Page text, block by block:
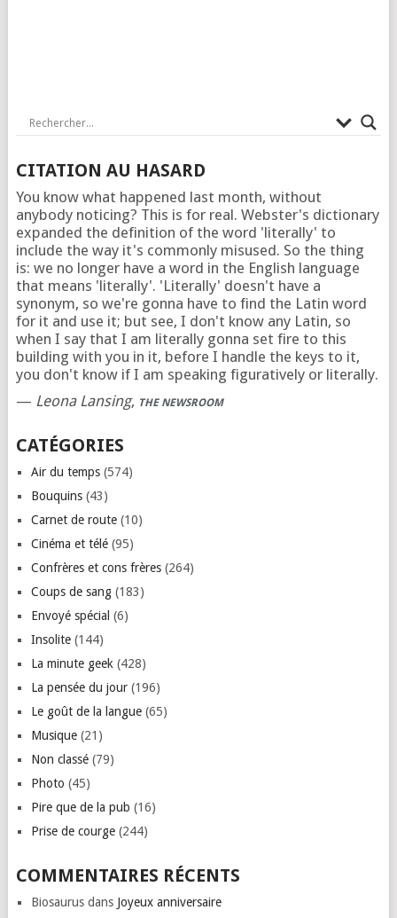
CITATION AU HASARD
You know what happened last month, without
anybody noticing? This is for real. Webster's dictionary
expanded the definition of the word 'literally' to
include the way it's commonly misused. So the thing
is: we no longer have a word in the English language
that means 'literally'. 'Literally' doesn't have a
synonym, so we're gonna have to find the Latin word
for it and use it; but see, I don't know any Latin, so
when I say that I am literally gonna set fire to this
building with you in it, before I handle the keys to it,
you don't know if I am speaking figuratively or literally.
— Leona Lansing, THE NEWSROOM
CATÉGORIES
Air du temps(574)
Bouquins(43)
Carnet de route(10)
Cinéma et télé(95)
Confrères et cons frères(264)
Coups de sang(183)
Envoyé spécial (6)
Insolite(144)
La minute geek(428)
La pensée du jour(196)
Le goût de la langue(65)
Musique(21)
Non classé(79)
Photo (45)
Pire que de la pub (16)
Prise de courge(244)
COMMENTAIRES RÉCENTS
Biosaurusdans Joyeux anniversaire